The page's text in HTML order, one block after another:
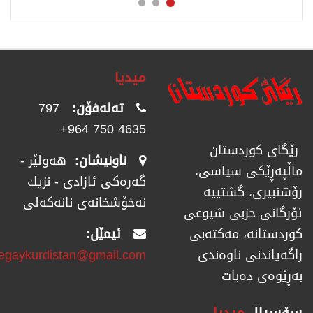
رێگای كوردستان
ماڵپەڕێكی سیاسی،
رۆشنبیری، گشتییە
ئۆرگانی حزبی شیوعی
كوردستانە، مەكتەبی
راگەیاندنی ناوەندی
بەڕێوەی دەبات
میدیا
تەلەفۆن: 797
4635 750 964+
ناونیشان: هەولێر -
گەرەکی ئازادی - نزیك
نەخۆشخانەی نانەکەلی
ئیمێل: